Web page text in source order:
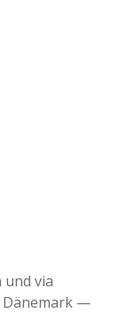
und via
Dänemark —